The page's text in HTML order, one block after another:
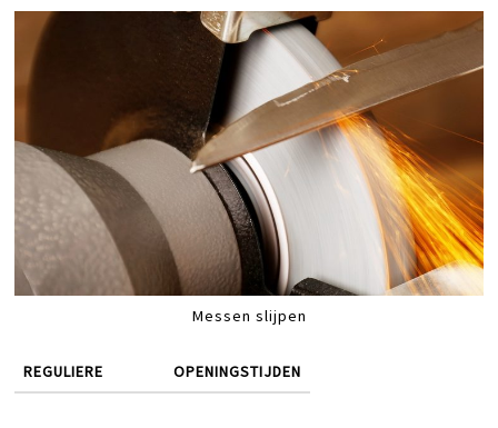
Messen slijpen
REGULIERE OPENINGSTIJDEN